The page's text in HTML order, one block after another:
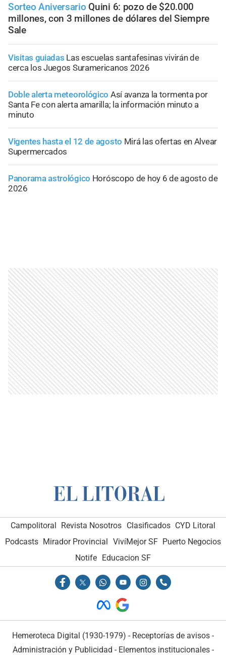
Sorteo Aniversario Quini 6: pozo de $20.000
millones, con 3 millones de dólares del Siempre
Sale
Visitas guiadas Las escuelas santafesinas vivirán de
cerca los Juegos Suramericanos 2026
Doble alerta meteorológico Así avanza la tormenta por
Santa Fe con alerta amarilla; la información minuto a
minuto
Vigentes hasta el 12 de agosto Mirá las ofertas en Alvear
Supermercados
Panorama astrológico Horóscopo de hoy 6 de agosto de
2026
Campolitoral Revista Nosotros Clasificados CYD Litoral
Podcasts Mirador Provincial VivíMejor SF Puerto Negocios
Notife Educacion SF
Hemeroteca Digital (1930-1979) - Receptorías de avisos -
Administración y Publicidad - Elementos institucionales-